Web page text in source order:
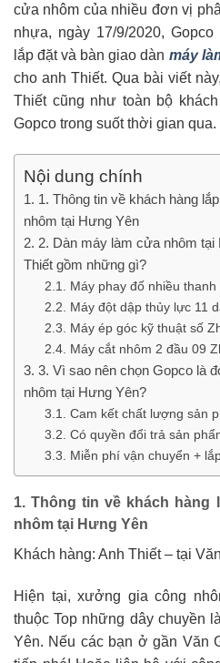
cửa nhôm của nhiều đơn vị
nhựa, ngày 17/9/2020,
lắp đặt và bàn giao dàn máy
cho anh Thiết. Qua bài viết
Thiết cũng như toàn bộ
Gopco trong suốt thời gian qua.
Nội dung chính
1. Thông tin về khách hàng
nhôm tại Hưng Yên
2. Dàn máy làm cửa nhôm
Thiết gồm những gì?
Máy phay đố nhiều thanh
Máy đột dập thủy lực 11
Máy ép góc kỹ thuật số
Máy cắt nhôm 2 đầu 09
3. Vì sao nên chọn Gopco là
nhôm tại Hưng Yên?
Cam kết chất lượng sản
Có quyền đổi trả sản
Miễn phí vận chuyển +
1. Thông tin về khách hàng
nhôm tại Hưng Yên
Khách hàng: Anh Thiết – tại
Hiện tại, xưởng gia công
thuộc Top những dây chuyền
Yên. Nếu các bạn ở gần Văn